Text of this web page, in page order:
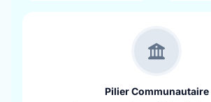
Pilier Communautaire